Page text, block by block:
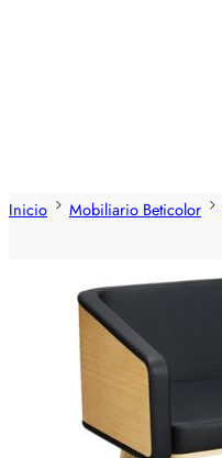
Inicio Mobiliario Beticolor